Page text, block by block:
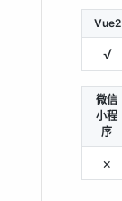
Vue2
√
微信
小程
序
×